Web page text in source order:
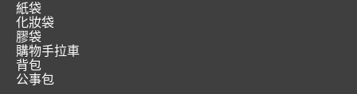
紙袋
化妝袋
膠袋
購物手拉車
背包
公事包